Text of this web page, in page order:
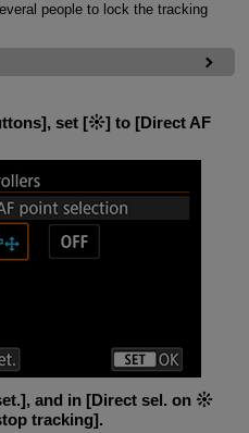
people to lock the tracking
], set [ ] to [Direct AF
], and in [Direct sel. on
tracking].